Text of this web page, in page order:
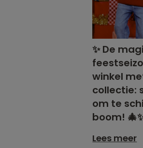
✨ De
winkel
collectie:
om te
boom!
Lees meer